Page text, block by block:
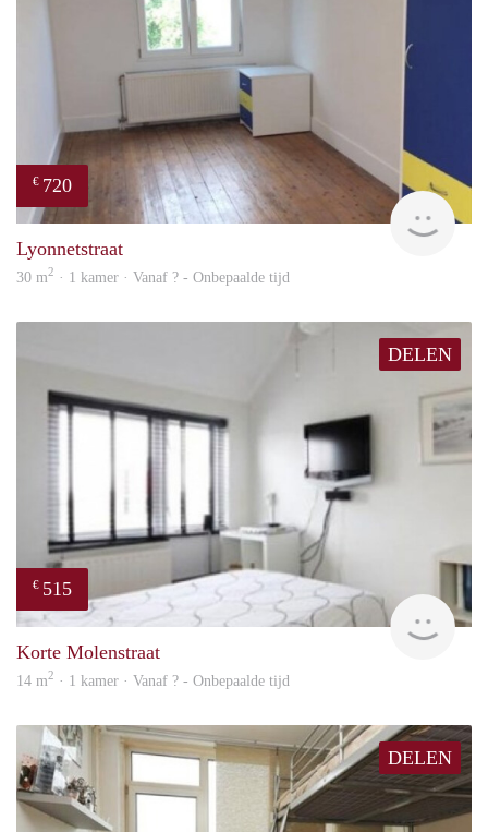
€ 720
Lyonnetstraat
30 m2 · 1 kamer · Vanaf ? - Onbepaalde tijd
DELEN
€ 515
rent
Korte Molenstraat
14 m2 · 1 kamer · Vanaf ? - Onbepaalde tijd
DELEN